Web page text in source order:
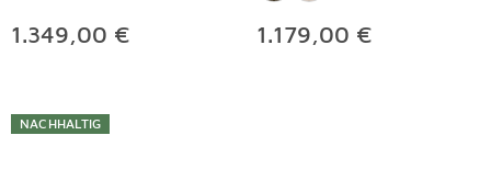
1.349,00 € 1.179,00 €
NACHHALTIG